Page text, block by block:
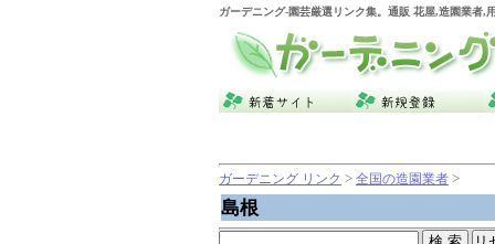
ガーデニング-園芸厳選リンク集。通販 花屋,造園業者,
ガーデニング リンク > 全国の造園業者 >
島根